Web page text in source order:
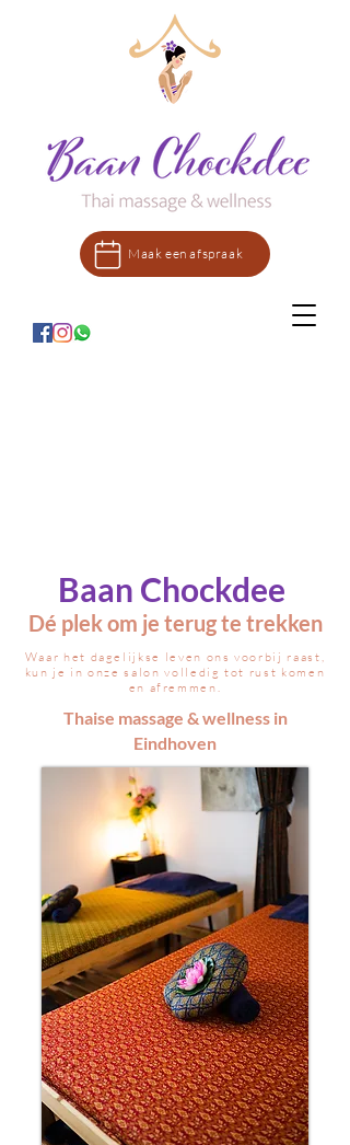
Maak een afspraak
Baan Chockdee
Dé plek om je terug te trekken
Waar het dagelijkse leven ons voorbij raast,
kun je in onze salon volledig tot rust komen
en afremmen.
Thaise massage & wellness in
Eindhoven